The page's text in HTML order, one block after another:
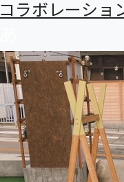
コラボレーショ